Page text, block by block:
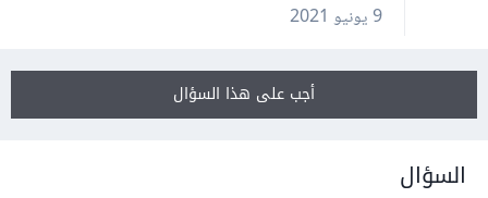
9 يونيو 2021
أجب على هذا السؤال
السؤال